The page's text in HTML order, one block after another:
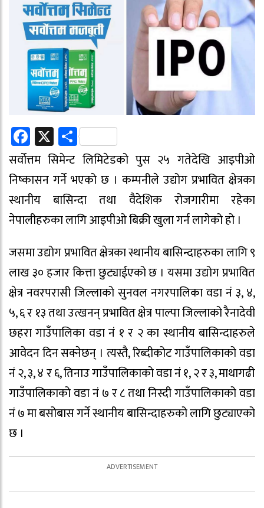
Facebook
X Share
सर्वोत्तम सिमेन्ट लिमिटेडको पुस २५ गतेदेखि आइपीओ
निष्कासन गर्ने भएको छ । कम्पनीले उद्योग प्रभावित क्षेत्रका
स्थानीय बासिन्दा तथा वैदेशिक रोजगारीमा रहेका
नेपालीहरुका लागि आइपीओ बिक्री खुला गर्न लागेको हो ।
जसमा उद्योग प्रभावित क्षेत्रका स्थानीय बासिन्दाहरुका लागि ९
लाख ३० हजार कित्ता छुट्याईएको छ । यसमा उद्योग प्रभावित
क्षेत्र नवरपरासी जिल्लाको सुनवल नगरपालिका वडा नं ३, ४,
५, ६ र १३ तथा उत्खनन् प्रभावित क्षेत्र पाल्पा जिल्लाको रैनादेवी
छहरा गाउँपालिका वडा नं १ र २ का स्थानीय बासिन्दाहरुले
आवेदन दिन सक्नेछन् । त्यस्तै, रिब्दीकोट गाउँपालिकाको वडा
नं २, ३, ४ र ६, तिनाउ गाउँपालिकाको वडा नं १, २ र ३, माथागढी
गाउँपालिकाको वडा नं ७ र ८ तथा निस्दी गाउँपालिकाको वडा
नं ७ मा बसोबास गर्ने स्थानीय बासिन्दाहरुको लागि छुट्याएको
छ ।